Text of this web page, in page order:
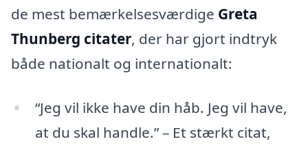
de mest bemærkelsesværdige Greta
Thunberg citater, der har gjort indtryk
både nationalt og internationalt:
“Jeg vil ikke have din håb. Jeg vil have,
at du skal handle.” – Et stærkt citat,